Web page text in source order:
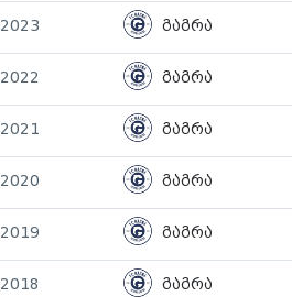
2023 გაგრა
2022 გაგრა
2021 გაგრა
2020 გაგრა
2019 გაგრა
2018 გაგრა